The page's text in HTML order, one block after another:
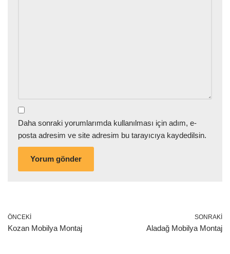
Daha sonraki yorumlarımda kullanılması için adım, e-
posta adresim ve site adresim bu tarayıcıya kaydedilsin.
ÖNCEKI
Kozan Mobilya Montaj
SONRAKI
Aladağ Mobilya Montaj